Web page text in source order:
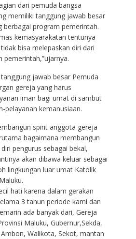
dari pemuda bangsa
memiliki tanggung jawab besar
berbagai program pemerintah.
kemasyarakatan tentunya
bisa melepaskan diri dari
jawab besar Pemuda
gereja yang harus
iman bagi umat di sambut
pelayanan kemanusiaan.
spirit anggota gereja
bagaimana membangun
pengurus sebagai bekal,
akan dibawa keluar sebagai
lingkungan luar umat Katolik
hati karena dalam gerakan
3 tahun periode kami dan
ada banyak dari, Gereja
Maluku, Gubernur,Sekda,
Walikota, Sekot, mantan